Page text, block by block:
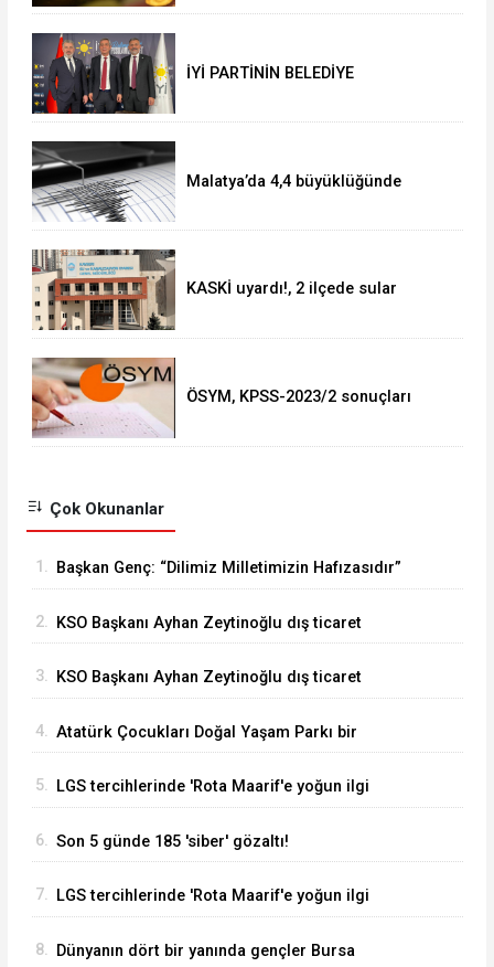
İYİ PARTİNİN BELEDİYE
Malatya’da 4,4 büyüklüğünde
KASKİ uyardı!, 2 ilçede sular
ÖSYM, KPSS-2023/2 sonuçları
Çok Okunanlar
1. Başkan Genç: “Dilimiz Milletimizin Hafızasıdır”
2. KSO Başkanı Ayhan Zeytinoğlu dış ticaret
3. KSO Başkanı Ayhan Zeytinoğlu dış ticaret
4. Atatürk Çocukları Doğal Yaşam Parkı bir
5. LGS tercihlerinde 'Rota Maarif'e yoğun ilgi
6. Son 5 günde 185 'siber' gözaltı!
7. LGS tercihlerinde 'Rota Maarif'e yoğun ilgi
8. Dünyanın dört bir yanında gençler Bursa